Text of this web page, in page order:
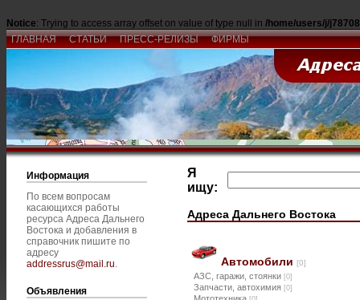
Notice: Trying to access array offset on value of type null in /home/users/j/
ГЛАВНАЯ СТАТЬИ ПРЕСС-РЕЛИЗЫ ФИРМЫ
Информация
По всем вопросам
касающихся работы
ресурса Адреса Дальнего
Востока и добавления в
справочник пишите по
адресу
addressrus@mail.ru.
Объявления
Я
ищу:
Адреса Дальнего Востока
Автомобили [0]
АЗС, гаражи, стоянки [0]
Запчасти, автохимия [0]